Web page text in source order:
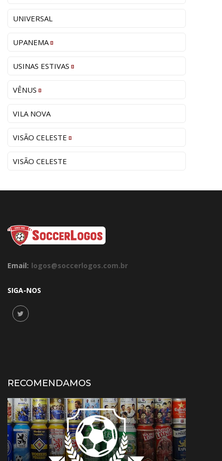
UNIVERSAL
UPANEMA
USINAS ESTIVAS
VÊNUS
VILA NOVA
VISÃO CELESTE
VISÃO CELESTE
Email: logos@soccerlogos.com.br
SIGA-NOS
RECOMENDAMOS